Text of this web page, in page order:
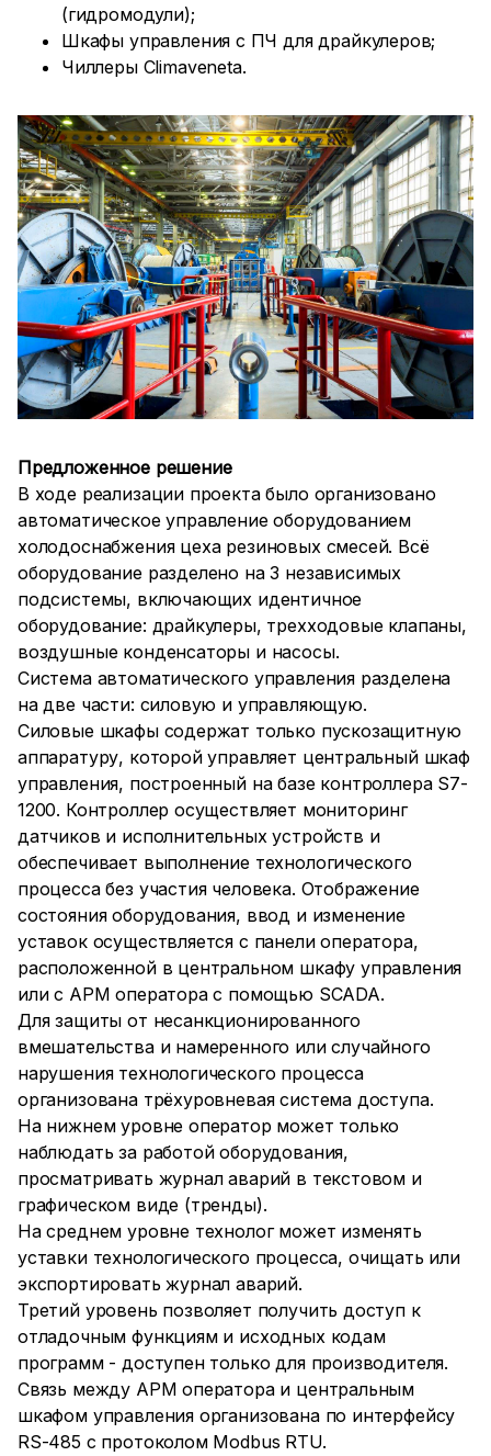
(гидромодули);
Шкафы управления с ПЧ для драйкулеров;
Чиллеры Climaveneta.
Предложенное решение
В ходе реализации проекта было организовано
автоматическое управление оборудованием
холодоснабжения цеха резиновых смесей. Всё
оборудование разделено на 3 независимых
подсистемы, включающих идентичное
оборудование: драйкулеры, трехходовые клапаны,
воздушные конденсаторы и насосы.
Система автоматического управления разделена
на две части: силовую и управляющую.
Силовые шкафы содержат только пускозащитную
аппаратуру, которой управляет центральный шкаф
управления, построенный на базе контроллера S7-
1200. Контроллер осуществляет мониторинг
датчиков и исполнительных устройств и
обеспечивает выполнение технологического
процесса без участия человека. Отображение
состояния оборудования, ввод и изменение
уставок осуществляется с панели оператора,
расположенной в центральном шкафу управления
или с АРМ оператора с помощью SCADA.
Для защиты от несанкционированного
вмешательства и намеренного или случайного
нарушения технологического процесса
организована трёхуровневая система доступа.
На нижнем уровне оператор может только
наблюдать за работой оборудования,
просматривать журнал аварий в текстовом и
графическом виде (тренды).
На среднем уровне технолог может изменять
уставки технологического процесса, очищать или
экспортировать журнал аварий.
Третий уровень позволяет получить доступ к
отладочным функциям и исходных кодам
программ - доступен только для производителя.
Связь между АРМ оператора и центральным
шкафом управления организована по интерфейсу
RS-485 с протоколом Modbus RTU.